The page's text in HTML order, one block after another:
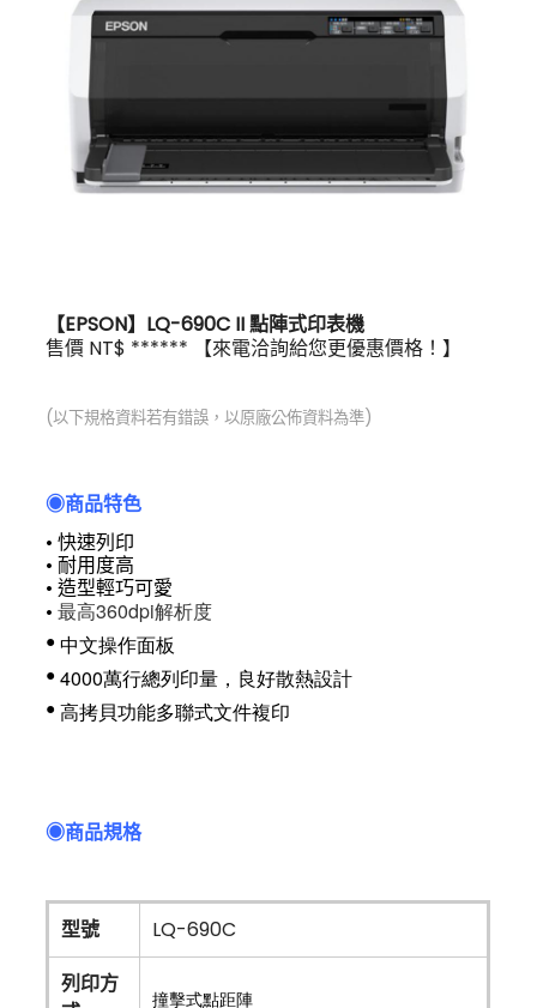
【EPSON】LQ-690C II 點陣式印表機
售價 NT$ ****** 【來電洽詢給您更優惠價格！】
(以下規格資料若有錯誤，以原廠公佈資料為準)
◉商品特色
• 快速列印
• 耐用度高
• 造型輕巧可愛
•最高360dpi解析度
•中文操作面板
• 4000萬行總列印量，良好散熱設計
• 高拷貝功能多聯式文件複印
◉商品規格
型號
LQ-690C
列印方
撞擊式點距陣